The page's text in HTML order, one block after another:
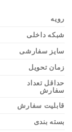
رویه
شبکه داخلی
سایز سفارشی
زمان تحویل
حداقل تعداد
سفارش
قابلیت سفارش
بسته بندی